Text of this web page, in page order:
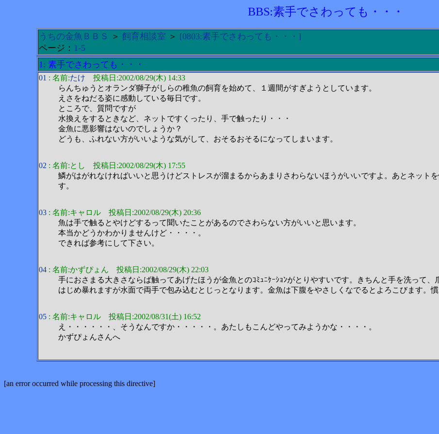
BBS:素手でさわっても・・・
うちの金魚ＢＢＳ ＞ 飼育相談室 ＞ [0803:素手でさわっても・・・]
ページ： 1-5
1: 素手でさわっても・・・
01 : 名前:たけ 投稿日:2002/08/29(木) 14:33
らんちゅうとオランダ獅子がしらの稚魚の飼育を始めて、１週間がすぎようとしています。
えさをねだる姿に感動している毎日です。
ところで、質問ですが
水換えをするときなど、ネットですくったり、手で触ったり・・・
金魚に悪影響はないのでしょうか？
どうも、ふれない方がいいような気がして、おそるおそるになってしまいます。
02 : 名前:とし 投稿日:2002/08/29(木) 17:55
鱗がはがれなければいいと思うけどストレスが溜まるからあまりさわらないほうがいいですよ。あとネット
す。
03: 名前:キャロル 投稿日:2002/08/29(木) 20:36
魚は手で触るとやけどするって聞いたことがあるのでさわらない方がいいと思います。
本当かどうかわかりませんけど・・・・。
できれば参考にして下さい。
04: 名前:かずぴょん 投稿日:2002/08/29(木) 22:03
手におさまる大きさならば触ってあげたほうが金魚とのｺﾐｭﾆｹｰｼｮﾝがとりやすいです。きちんと手を洗って、
はじめ暴れますが水面で両手で包み込むとじっとなります。金魚は下腹をやさしくなでるとよろこびます。
05: 名前:キャロル 投稿日:2002/08/31(土) 16:52
え・・・・・・、そうなんですか・・・・・。あたしもこんどやってみようかな・・・・。
かずぴょんさんへ
[an error occurred while processing this directive]